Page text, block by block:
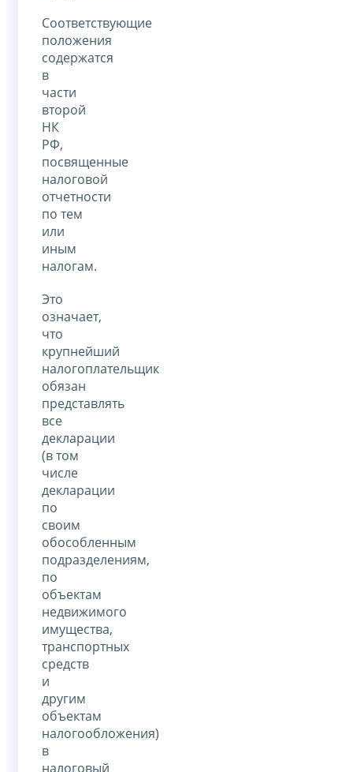
Соответствующие
положения
содержатся
в
части
второй
НК
РФ,
посвященные
налоговой
отчетности
по тем
или
иным
налогам.
Это
означает,
что
крупнейший
налогоплательщик
обязан
представлять
все
декларации
(в том
числе
декларации
по
своим
обособленным
подразделениям,
по
объектам
недвижимого
имущества,
транспортных
средств
и
другим
объектам
налогообложения)
в
налоговый